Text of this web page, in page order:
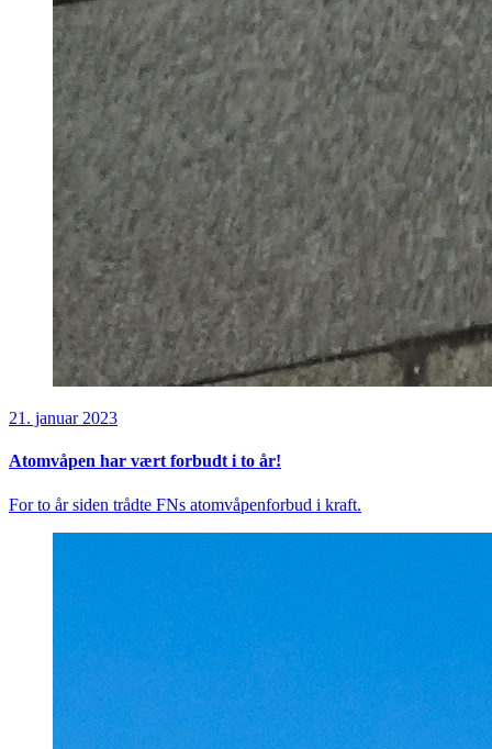
21. januar 2023
Atomvåpen har vært forbudt i to år!
For to år siden trådte FNs atomvåpenforbud i kraft.